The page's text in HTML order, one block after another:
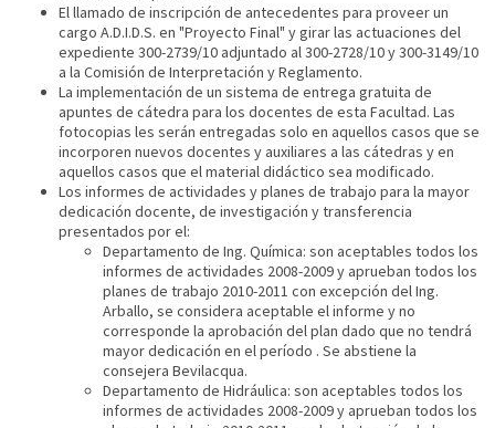
El llamado de inscripción de antecedentes para proveer un
cargo A.D.I.D.S. en "Proyecto Final" y girar las actuaciones del
expediente 300-2739/10 adjuntado al 300-2728/10 y 300-3149/10
a la Comisión de Interpretación y Reglamento.
La implementación de un sistema de entrega gratuita de
apuntes de cátedra para los docentes de esta Facultad. Las
fotocopias les serán entregadas solo en aquellos casos que se
incorporen nuevos docentes y auxiliares a las cátedras y en
aquellos casos que el material didáctico sea modificado.
Los informes de actividades y planes de trabajo para la mayor
dedicación docente, de investigación y transferencia
presentados por el:
Departamento de Ing. Química: son aceptables todos los
informes de actividades 2008-2009 y aprueban todos los
planes de trabajo 2010-2011 con excepción del Ing.
Arballo, se considera aceptable el informe y no
corresponde la aprobación del plan dado que no tendrá
mayor dedicación en el período . Se abstiene la
consejera Bevilacqua.
Departamento de Hidráulica: son aceptables todos los
informes de actividades 2008-2009 y aprueban todos los